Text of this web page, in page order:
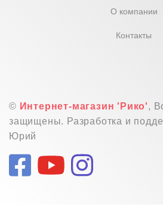
О компании
Контакты
© Интернет-магазин 'Рико',
защищены. Разработка и
Юрий